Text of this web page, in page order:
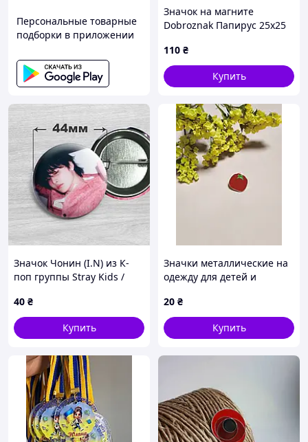
Персональные товарные
подборки в приложении
Значок на магните
Dobroznak Папирус 25х25
110 ₴
Купить
Значок Чонин (I.N) из К-
поп группы Stray Kids /
40 ₴
Купить
Значки металлические на
одежду для детей и
20 ₴
Купить